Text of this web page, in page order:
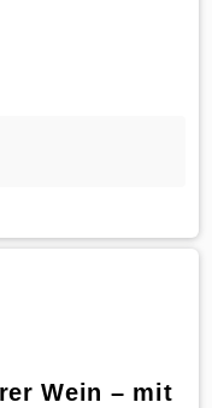
Wein – mit